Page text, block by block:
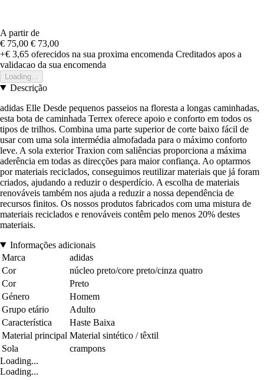
A partir de
€ 75,00 € 73,00
+€ 3,65 oferecidos na sua proxima encomenda Creditados apos a
validacao da sua encomenda
Loading...
Descrição
adidas Elle Desde pequenos passeios na floresta a longas caminhadas,
esta bota de caminhada Terrex oferece apoio e conforto em todos os
tipos de trilhos. Combina uma parte superior de corte baixo fácil de
usar com uma sola intermédia almofadada para o máximo conforto
leve. A sola exterior Traxion com saliências proporciona a máxima
aderência em todas as direcções para maior confiança. Ao optarmos
por materiais reciclados, conseguimos reutilizar materiais que já foram
criados, ajudando a reduzir o desperdício. A escolha de materiais
renováveis também nos ajuda a reduzir a nossa dependência de
recursos finitos. Os nossos produtos fabricados com uma mistura de
materiais reciclados e renováveis contêm pelo menos 20% destes
materiais.
Informações adicionais
Marca
adidas
Cor
núcleo preto/core preto/cinza quatro
Cor
Preto
Género
Homem
Grupo etário
Adulto
Característica
Haste Baixa
Material principal Material sintético / têxtil
Sola
crampons
Loading...
Loading...